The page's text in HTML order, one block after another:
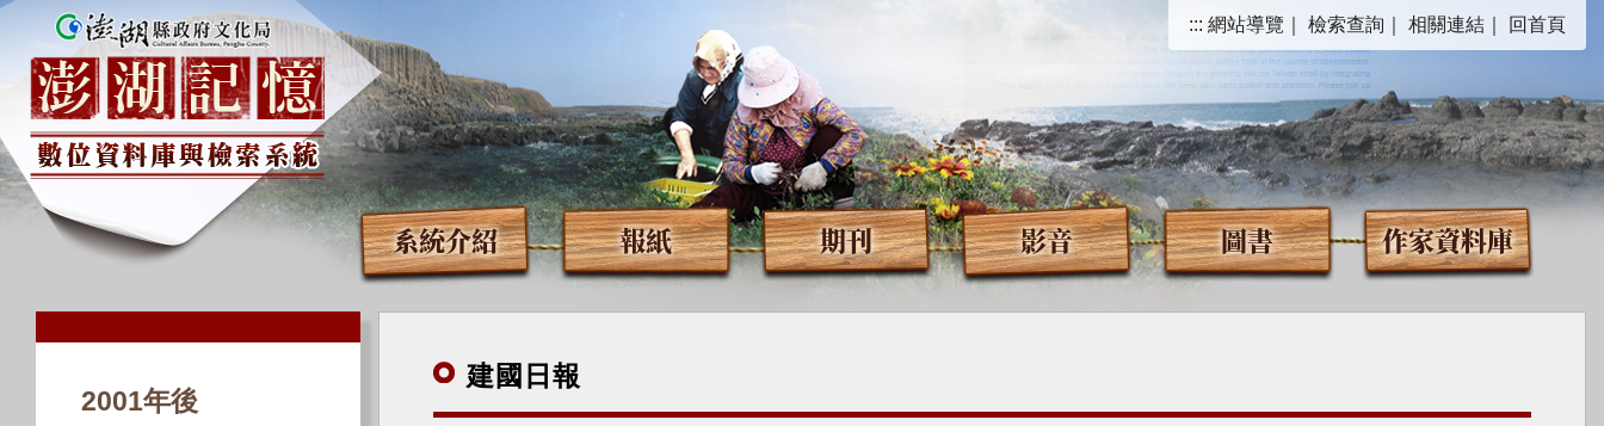
::: 網站導覽 檢索查詢 相關連結 回首頁
系統介紹 報紙 期刊 影音 圖書 作家資料庫
2001年後
建國 日報